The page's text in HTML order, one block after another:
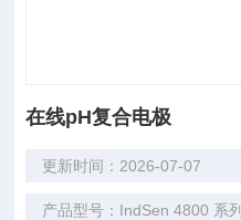
在线pH复合电极
更新时间：2026-07-07
产品型号：IndSen 4800 系列